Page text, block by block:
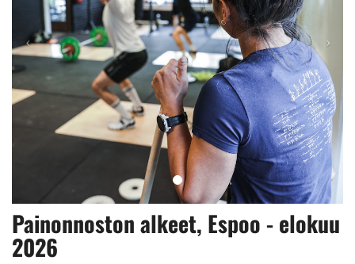
Painonnoston alkeet, Espoo - elokuu
2026